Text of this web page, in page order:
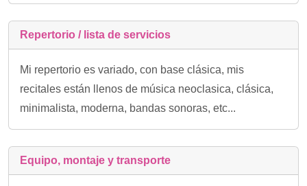
Repertorio / lista de servicios
Mi repertorio es variado, con base clásica, mis
recitales están llenos de música neoclasica, clásica,
minimalista, moderna, bandas sonoras, etc...
Equipo, montaje y transporte